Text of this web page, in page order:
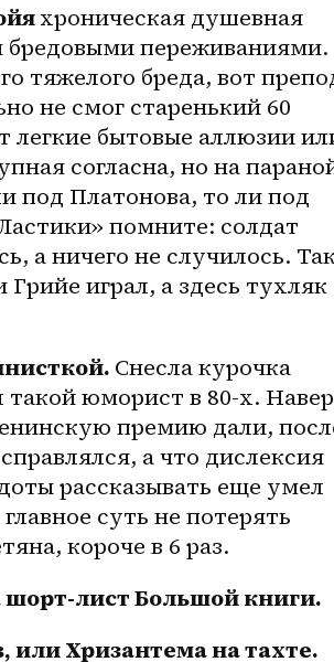
хроническая душевная
переживаниями.
тяжелого бреда, вот
не смог старенький 60
легкие бытовые аллюзии
согласна, но на
под Платонова, то ли под
помните: солдат
а ничего не случилось.
играл, а здесь тухляк
Снесла курочка
такой юморист в 80-х.
премию дали,
а что дислексия
рассказывать еще умел
суть не потерять
короче в 6 раз.
шорт-лист Большой книги.